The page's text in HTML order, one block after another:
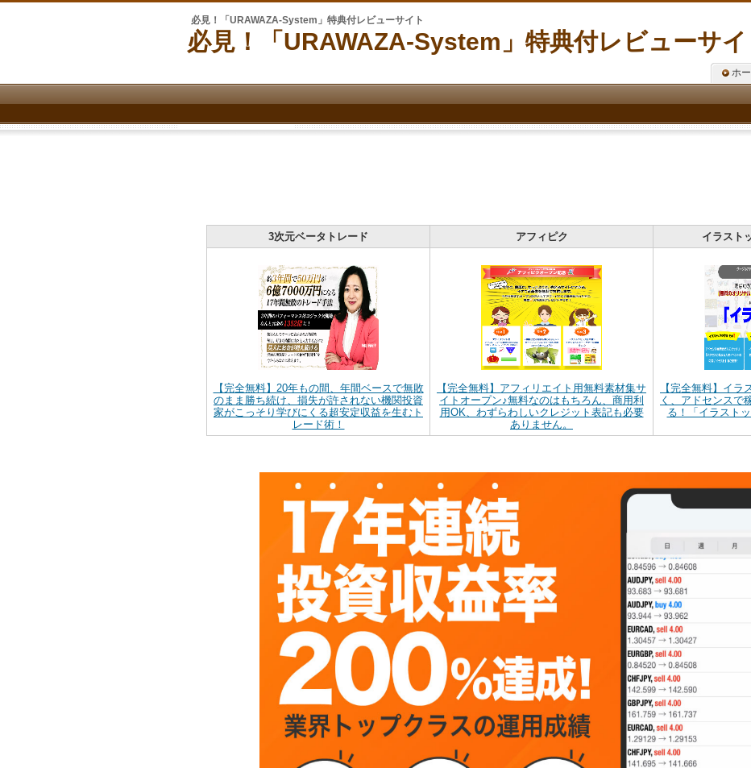
必見！「URAWAZA-System」特典付レビューサイト
必見！「URAWAZA-System」特典付レビューサイ
3次元ベータトレード アフィピク イラスト
【完全無料】20年もの間、年間ベースで無敗
のまま勝ち続け、損失が許されない機関投資
家がこっそり学びにくる超安定収益を生むト
レード術！
【完全無料】アフィリエイト用無料素材集サ
イトオープン♪無料なのはもちろん、商用利
用OK、わずらわしいクレジット表記も必要
ありません。
【完全無料】イラ
く、アドセンスで
る！「イラスト
ホ